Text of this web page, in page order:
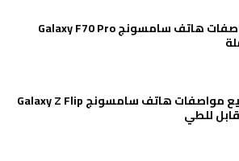
مواصفات هاتف سامسونج Galaxy F70 Pro
جميع مواصفات هاتف سامسونج Galaxy Z Flip